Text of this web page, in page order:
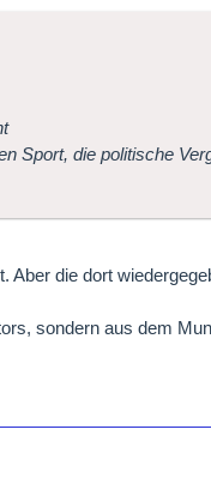
Sport, die politische
die dort
sondern aus dem